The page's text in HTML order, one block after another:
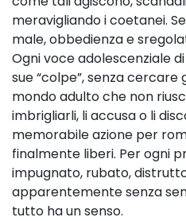
meravigliando i coetanei.
male, obbedienza e
Ogni voce adolescenziale
sue “colpe”, senza cercare
mondo adulto che non
imbrigliarli, li accusa o li
memorabile azione per
finalmente liberi. Per ogni
impugnato, rubato,
apparentemente senza
tutto ha un senso.